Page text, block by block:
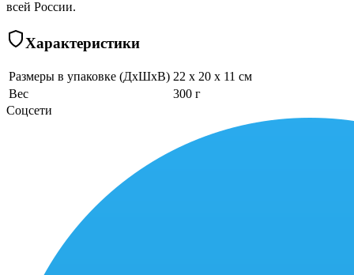
всей России.
Характеристики
Размеры в упаковке (ДхШхВ) 22 x 20 x 11 см
Вес
300 г
Соцсети